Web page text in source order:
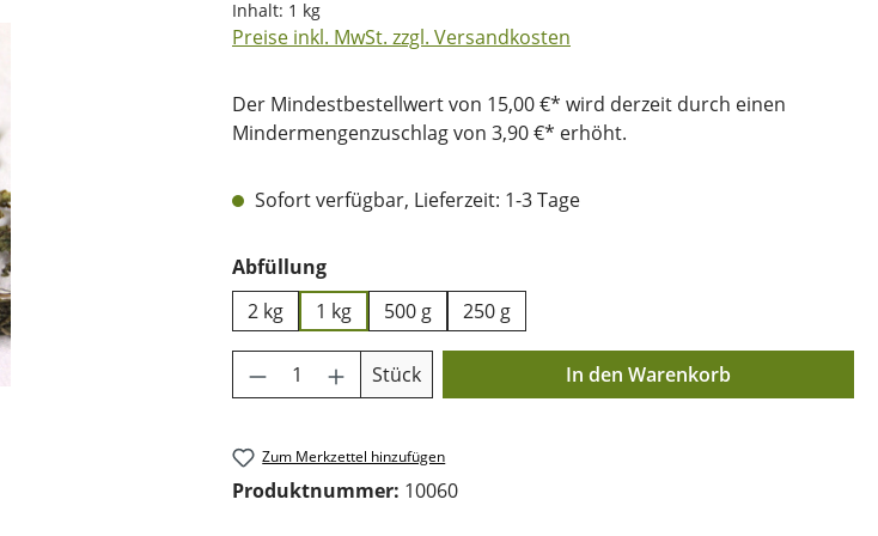
Inhalt: 1 kg
Preise inkl. MwSt. zzgl. Versandkosten
Der Mindestbestellwert von 15,00 €* wird derzeit durch einen
Mindermengenzuschlag von 3,90 €* erhöht.
Sofort verfügbar, Lieferzeit: 1-3 Tage
Abfüllungauswählen
2 kg
1 kg 500 g 250 g
Produkt Anzahl: Gib den gewünschten Wert
Stück In den Warenkorb
Zum Merkzettel hinzufügen
Produktnummer: 10060